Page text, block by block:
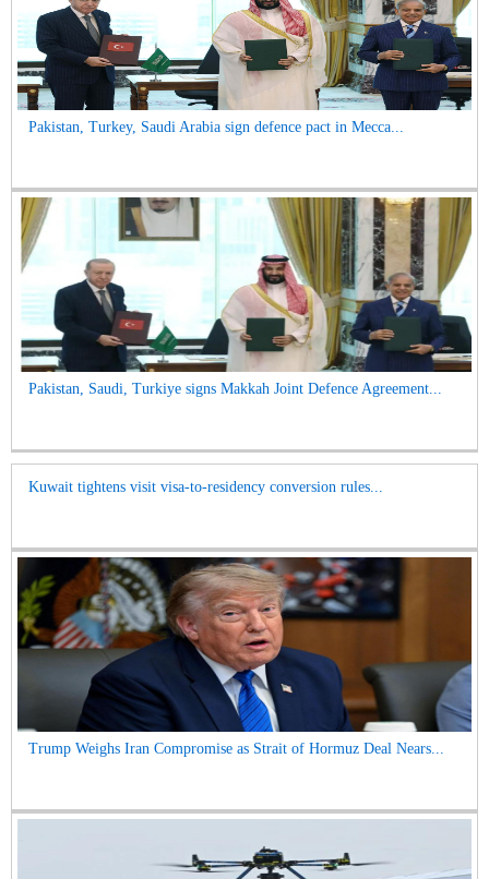
Pakistan, Turkey, Saudi Arabia sign defence pact in Mecca...
Pakistan, Saudi, Turkiye signs Makkah Joint Defence Agreement...
Kuwait tightens visit visa-to-residency conversion rules...
Trump Weighs Iran Compromise as Strait of Hormuz Deal Nears...